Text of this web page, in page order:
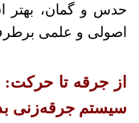
حدس و گمان، بهتر
اصولی و علمی
از جرقه تا حرکت:
سیستم جرقه‌زنی